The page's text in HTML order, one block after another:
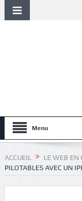
Menu
ACCUEIL LE WEB EN
PILOTABLES AVEC UN